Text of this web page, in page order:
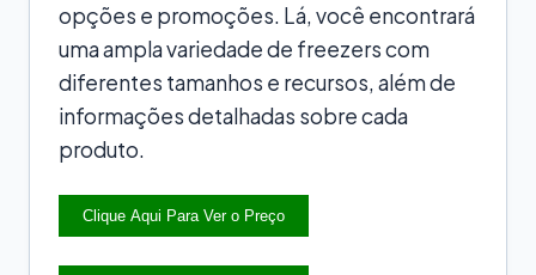
opções e promoções. Lá, você encontrará
uma ampla variedade de freezers com
diferentes tamanhos e recursos, além de
informações detalhadas sobre cada
produto.
Clique Aqui Para Ver o Preço